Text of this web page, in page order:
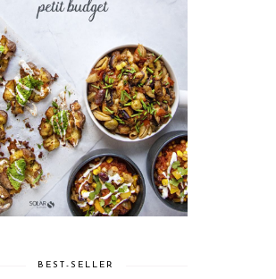
BEST-SELLER